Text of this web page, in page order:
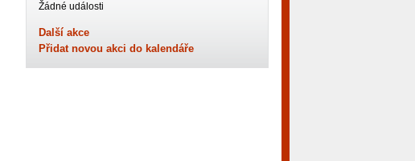
Žádné události
Další akce
Přidat novou akci do kalendáře